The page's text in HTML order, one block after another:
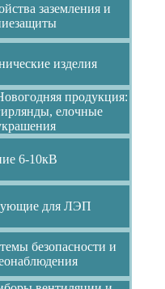
заземления и
изделия
продукция:
елочные
6-10кВ
для ЛЭП
безопасности и